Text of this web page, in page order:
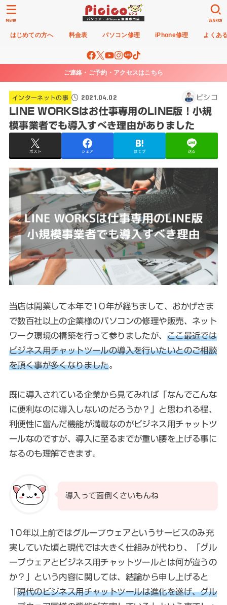
はじめての方へ 料金表 パソコン修理 iPhone修理 よくあ
SEARCH
MENU
ご連絡・ご予約・アクセスはこちら
インターネットの事 2021.04.02 ピシコ
LINE WORKSはお仕事専用のLINE版！小規
模事業者でも導入すべき理由がありました
ポスト シェア はてブ 送る
当店は開業して本年で10年が経ちまして、おかげさま
で数百社以上の企業様のパソコンの修理や販売、ネット
ワーク環境の構築を行って参りましたが、 ここ最近では
ビジネス用チャットツールの導入を行いたいとのご相談
を頂く事が多くなりました。
既に導入されている企業から見てみれば「なんでこんな
に便利なのに導入しないのだろうか？」と思われる程、
利便性に富んだ機能が満載なのがビジネス用チャットツ
ールなのですが、導入に至るまでが重い腰を上げる事に
なるのも理解できます。
導入って面倒くさいもんね
10年以上前ではグループウェアというサービスのみ充
実していた頃と現代では大きく仕組みが代わり、「グル
ープウェアとビジネス用チャットツールとは何が違うの
か？」という内容に関しては、結論から申し上げると
「現代のビジネス用チャットツールは進化を遂げ、グル